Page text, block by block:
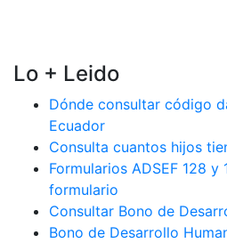
Lo + Leido
Dónde consultar código
Ecuador
Consulta cuantos hijos
Formularios ADSEF 128 y
formulario
Consultar Bono de
Bono de Desarrollo